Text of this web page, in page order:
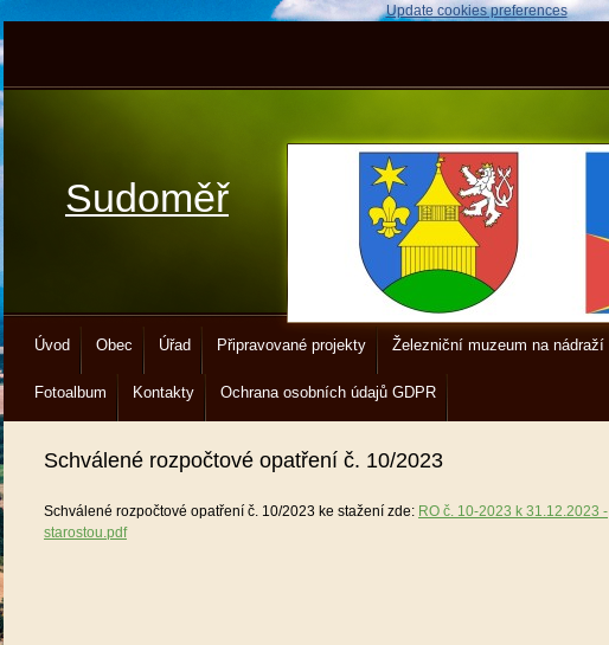
Update cookies preferences
Sudoměř
Úvod Obec Úřad Připravované projekty Železniční muzeum na nádraží
Fotoalbum Kontakty Ochrana osobních údajů GDPR
Schválené rozpočtové opatření č. 10/2023
Schválené rozpočtové opatření č. 10/2023 ke stažení zde: RO č. 10-2023 k 31.12.2023 -
starostou.pdf